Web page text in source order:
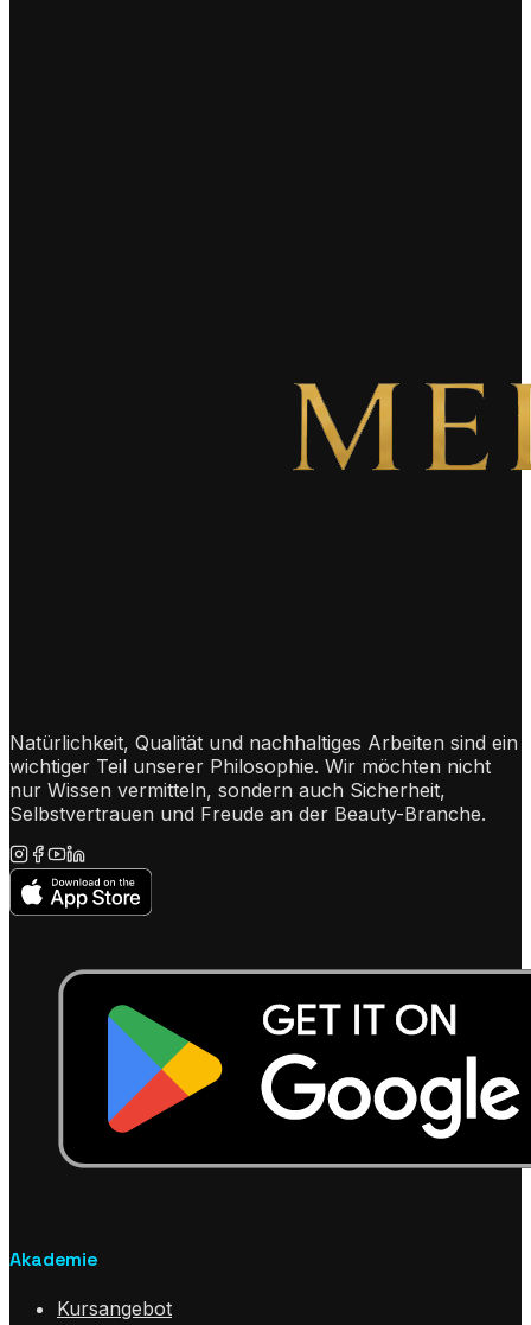
Natürlichkeit, Qualität und nachhaltiges Arbeiten sind ein
wichtiger Teil unserer Philosophie. Wir möchten nicht
nur Wissen vermitteln, sondern auch Sicherheit,
Selbstvertrauen und Freude an der Beauty-Branche.
Akademie
Kursangebot